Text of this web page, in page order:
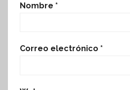
Nombre *
Correo electrónico *